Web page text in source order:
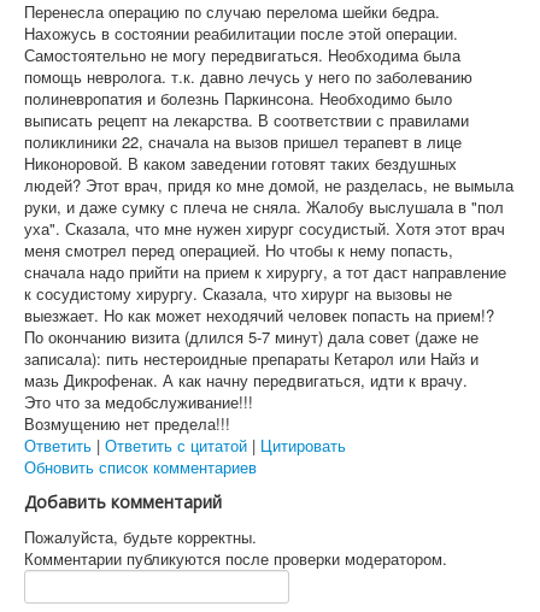
Перенесла операцию по случаю перелома шейки бедра.
Нахожусь в состоянии реабилитации после этой операции.
Самостоятельно не могу передвигаться. Необходима была
помощь невролога. т.к. давно лечусь у него по заболеванию
полиневропатия и болезнь Паркинсона. Необходимо было
выписать рецепт на лекарства. В соответствии с правилами
поликлиники 22, сначала на вызов пришел терапевт в лице
Никоноровой. В каком заведении готовят таких бездушных
людей? Этот врач, придя ко мне домой, не разделась, не вымыла
руки, и даже сумку с плеча не сняла. Жалобу выслушала в "пол
уха". Сказала, что мне нужен хирург сосудистый. Хотя этот врач
меня смотрел перед операцией. Но чтобы к нему попасть,
сначала надо прийти на прием к хирургу, а тот даст направление
к сосудистому хирургу. Сказала, что хирург на вызовы не
выезжает. Но как может неходячий человек попасть на прием!?
По окончанию визита (длился 5-7 минут) дала совет (даже не
записала): пить нестероидные препараты Кетарол или Найз и
мазь Дикрофенак. А как начну передвигаться, идти к врачу.
Это что за медобслуживание!!!
Возмущению нет предела!!!
Ответить | Ответить с цитатой | Цитировать
Обновить список комментариев
Добавить комментарий
Пожалуйста, будьте корректны.
Комментарии публикуются после проверки модератором.